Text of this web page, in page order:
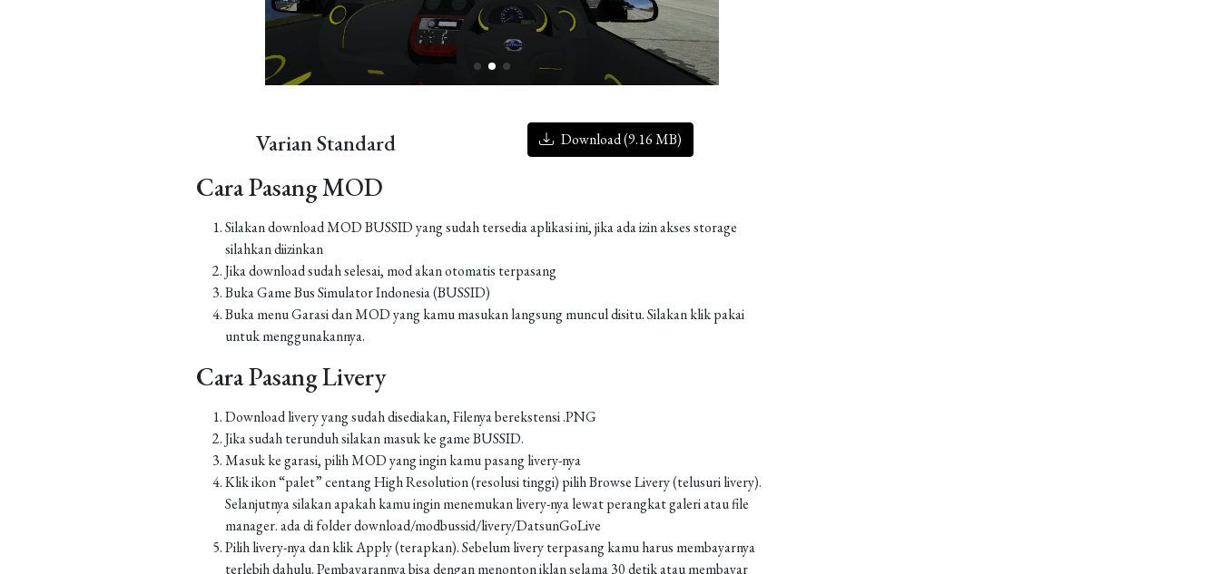
Varian Standard Download (9.16 MB)
Cara Pasang MOD
Silakan download MOD BUSSID yang sudah tersedia aplikasi ini, jika ada izin akses storage
silahkan diizinkan
Jika download sudah selesai, mod akan otomatis terpasang
Buka Game Bus Simulator Indonesia (BUSSID)
Buka menu Garasi dan MOD yang kamu masukan langsung muncul disitu. Silakan klik pakai
untuk menggunakannya.
Cara Pasang Livery
Download livery yang sudah disediakan, Filenya berekstensi .PNG
Jika sudah terunduh silakan masuk ke game BUSSID.
Masuk ke garasi, pilih MOD yang ingin kamu pasang livery-nya
Klik ikon “palet” centang High Resolution (resolusi tinggi) pilih Browse Livery (telusuri livery).
Selanjutnya silakan apakah kamu ingin menemukan livery-nya lewat perangkat galeri atau file
manager. ada di folder download/modbussid/livery/DatsunGoLive
Pilih livery-nya dan klik Apply (terapkan). Sebelum livery terpasang kamu harus membayarnya
terlebih dahulu. Pembayarannya bisa dengan menonton iklan selama 30 detik atau membayar